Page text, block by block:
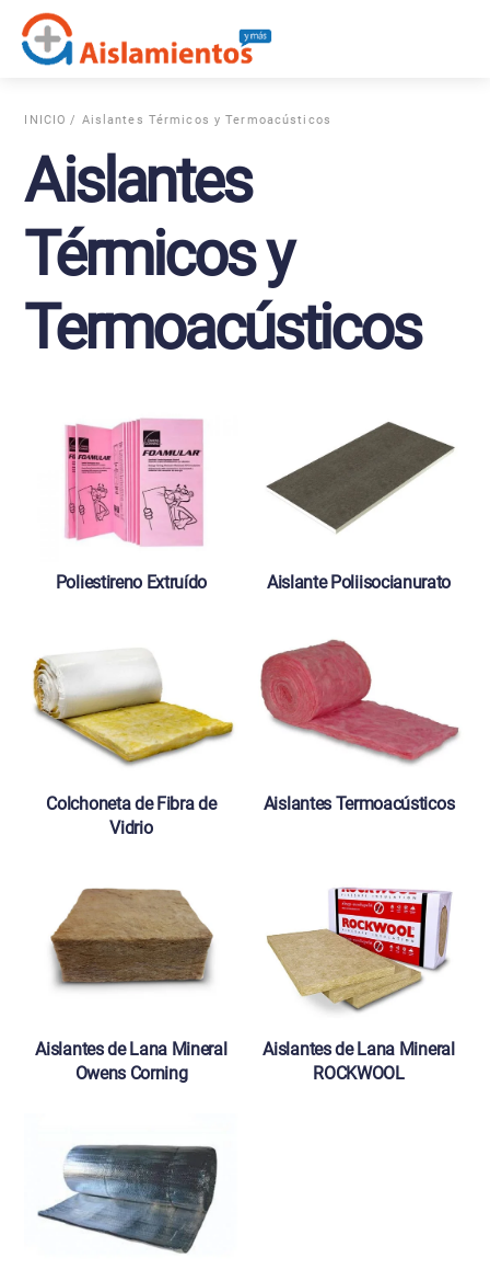
content
INICIO / Aislantes Térmicos y Termoacústicos
Aislantes
Térmicos y
Termoacústicos
Poliestireno Extruído Aislante Poliisocianurato
Colchoneta de Fibra de
Vidrio
Aislantes Termoacústicos
Aislantes de Lana Mineral
Owens Corning
Aislantes de Lana Mineral
ROCKWOOL